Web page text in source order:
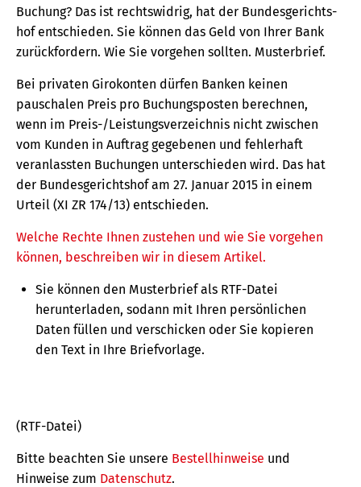
Buchung? Das ist rechts­widrig, hat der Bundes­gerichts­
hof entschieden. Sie können das Geld von Ihrer Bank
zurück­fordern. Wie Sie vorgehen sollten. Musterbrief.
Bei privaten Girokonten dürfen Banken keinen
pauschalen Preis pro Buchungsposten berechnen,
wenn im Preis-/Leistungsverzeichnis nicht zwischen
vom Kunden in Auftrag gegebenen und fehlerhaft
veranlassten Buchungen unterschieden wird. Das hat
der Bundesgerichtshof am 27. Januar 2015 in einem
Urteil (XI ZR 174/13) entschieden.
Welche Rechte Ihnen zustehen und wie Sie vorgehen
können, beschreiben wir in diesem Artikel.
Sie können den Musterbrief als RTF-Datei
herunterladen, sodann mit Ihren persönlichen
Daten füllen und verschicken oder Sie kopieren
den Text in Ihre Briefvorlage.
(RTF-Datei)
Bitte beachten Sie unsere Bestellhinweise und
Hinweise zum Datenschutz.